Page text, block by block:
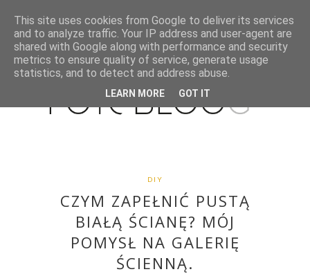
DIY
CZYM ZAPEŁNIĆ PUSTĄ
BIAŁĄ ŚCIANĘ? MÓJ
POMYSŁ NA GALERIĘ
ŚCIENNĄ.
This site uses cookies from Google to deliver its services
and to analyze traffic. Your IP address and user-agent are
shared with Google along with performance and security
metrics to ensure quality of service, generate usage
statistics, and to detect and address abuse.
LEARN MORE GOT IT